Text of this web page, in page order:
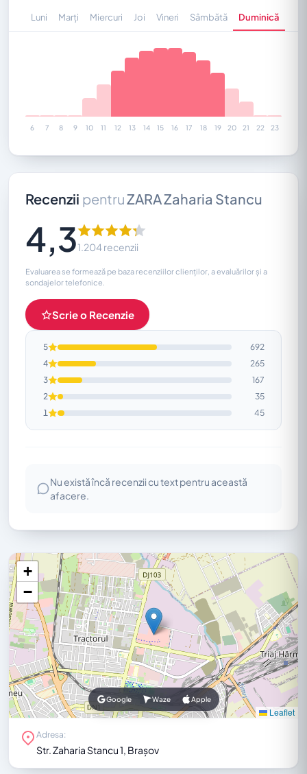
Luni Marți Miercuri Joi Vineri Sâmbătă Duminică
6 7 8 9 10 11 12 13 14 15 16 17 18 19 20 21 22 23
Recenzii pentruZARA Zaharia Stancu
4,31.204 recenzii
Evaluarea se formează pe baza recenziilor clienților, a evaluărilor și a
sondajelor telefonice.
Scrie o Recenzie
5
692
4
265
3
167
2
35
1
45
Nu există încă recenzii cu text pentru această
afacere.
+
−
Leaflet
Google Waze Apple
Adresa:
Str. Zaharia Stancu 1, Brașov